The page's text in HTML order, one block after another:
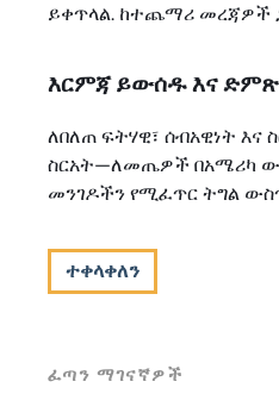
ይቀጥላል. ከተጨማሪ መረጃዎች
እርምጃ ይውሰዱ እና
ለበለጠ ፍትሃዊ፣ ሰብአዊነት
ስርአት—ለመጤዎች በአሜሪካ
መንገዶችን የሚፈጥር ትግል
ተቀላቀለን
ፈጣን ማገናኛዎች